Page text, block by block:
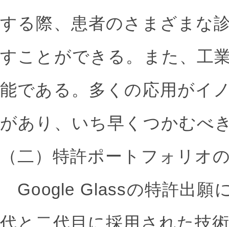
する際、患者のさまざまな
すことができる。また、工
能である。多くの応用がイ
があり、いち早くつかむべ
（二）特許ポートフォリオ
Google Glassの特許出願
代と二代目に採用された技